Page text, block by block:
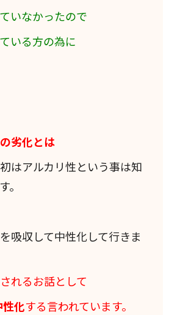
いなかったので
いる方の為に
劣化とは
はアルカリ性という事は知
。
吸収して中性化して行きま
れるお話として
化する言われています。